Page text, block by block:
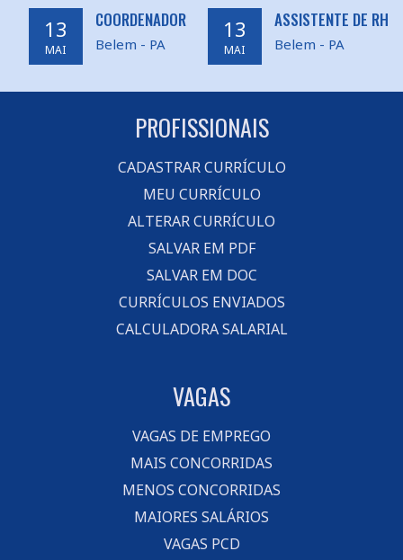
13
MAI
COORDENADOR
Belem - PA
13
MAI
ASSISTENTE DE RH
Belem - PA
PROFISSIONAIS
CADASTRAR CURRÍCULO
MEU CURRÍCULO
ALTERAR CURRÍCULO
SALVAR EM PDF
SALVAR EM DOC
CURRÍCULOS ENVIADOS
CALCULADORA SALARIAL
VAGAS
VAGAS DE EMPREGO
MAIS CONCORRIDAS
MENOS CONCORRIDAS
MAIORES SALÁRIOS
VAGAS PCD